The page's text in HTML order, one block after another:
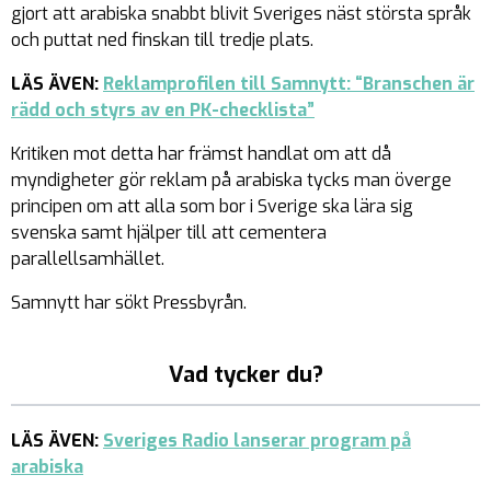
gjort att arabiska snabbt blivit Sveriges näst största språk
och puttat ned finskan till tredje plats.
LÄS ÄVEN: Reklamprofilen till Samnytt: “Branschen är
rädd och styrs av en PK-checklista”
Kritiken mot detta har främst handlat om att då
myndigheter gör reklam på arabiska tycks man överge
principen om att alla som bor i Sverige ska lära sig
svenska samt hjälper till att cementera
parallellsamhället.
Samnytt har sökt Pressbyrån.
Vad tycker du?
LÄS ÄVEN: Sveriges Radio lanserar program på
arabiska